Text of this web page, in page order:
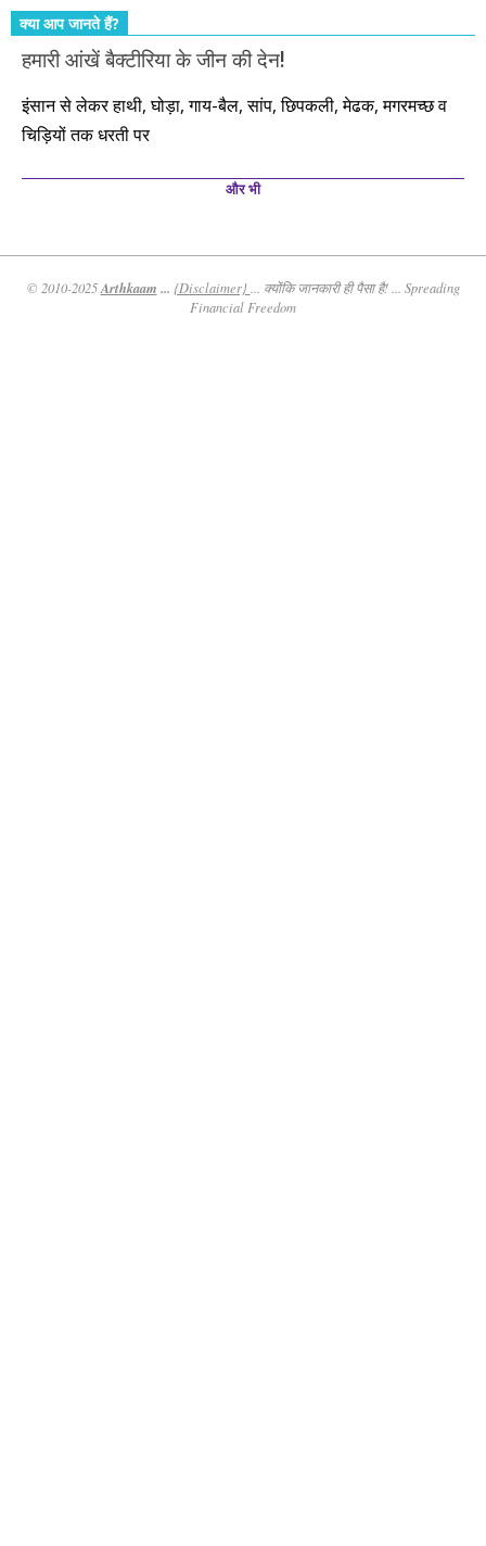
क्या आप जानते हैं?
हमारी आंखें बैक्टीरिया के जीन की देन!
इंसान से लेकर हाथी, घोड़ा, गाय-बैल, सांप, छिपकली, मेढक, मगरमच्छ व
चिड़ियों तक धरती पर
और भी
© 2010-2025Arthkaam ... {Disclaimer}
... क्योंकि जानकारी ही पैसा है! ... Spreading
Financial Freedom